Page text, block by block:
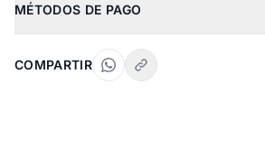
MÉTODOS DE PAGO
COMPARTIR